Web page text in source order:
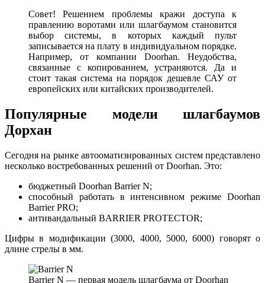
Совет! Решением проблемы кражи доступа к
правлению воротами или шлагбаумом становится
выбор системы, в которых каждый пульт
записывается на плату в индивидуальном порядке.
Например, от компании Doorhan. Неудобства,
связанные с копированием, устраняются. Да и
стоит такая система на порядок дешевле САУ от
европейских или китайских производителей.
Популярные модели шлагбаумов
Дорхан
Сегодня на рынке автооматизированных систем представлено
несколько востребованных решений от Doorhan. Это:
бюджетный Doorhan Barrier N;
способный работать в интенсивном режиме Doorhan
Barrier PRO;
антивандальный BARRIER PROTECTOR;
Цифры в модификации (3000, 4000, 5000, 6000) говорят о
длине стрелы в мм.
Barrier N — первая модель шлагбаума от Doorhan